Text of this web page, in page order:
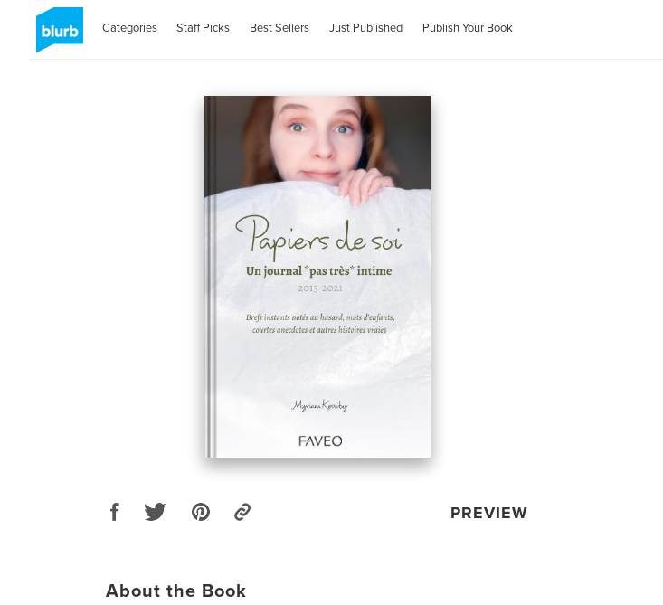
Categories Staff Picks Best Sellers Just Published Publish Your Book
PREVIEW
About the Book